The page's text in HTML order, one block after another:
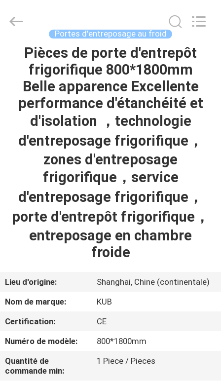
MAISON
PRODUITS
SHOW
NOUS
VISITE
CONTRÔLE
QUALITÉ
CONTACTEZ-
NOUS
Portes d'entreposage au froid
Pièces de porte d'entrepôt
frigorifique 800*1800mm
Belle apparence Excellente
performance d'étanchéité et
d'isolation ，technologie
d'entreposage frigorifique，
zones d'entreposage
frigorifique，service
d'entreposage frigorifique，
porte d'entrepôt frigorifique，
entreposage en chambre
froide
Lieu d'origine:
Shanghai, Chine (continentale)
Nom de marque:
KUB
Certification:
CE
Numéro de modèle:
800*1800mm
Quantité de
commande min:
1 Piece / Pieces